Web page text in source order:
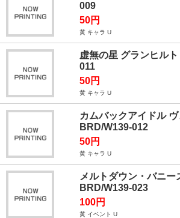
009
50円
黄 キャラ U
虚無の星 グランヒル
011
50円
黄 キャラ U
カムバックアイドル
BRD/W139-012
50円
黄 キャラ U
メルトダウン・バニー
BRD/W139-023
100円
黄 イベント U